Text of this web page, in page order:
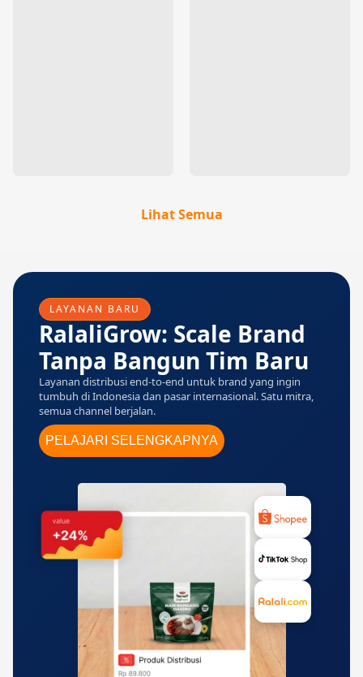
Lihat Semua
LAYANAN BARU
RalaliGrow: Scale Brand
Tanpa Bangun Tim Baru
Layanan distribusi end-to-end untuk brand yang ingin
tumbuh di Indonesia dan pasar internasional. Satu mitra,
semua channel berjalan.
PELAJARI SELENGKAPNYA